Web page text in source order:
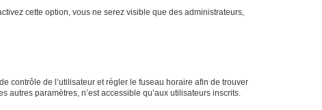
cette option, vous ne serez visible que des administrateurs,
contrôle de l’utilisateur et régler le fuseau horaire afin de trouver
paramètres, n’est accessible qu’aux utilisateurs inscrits.